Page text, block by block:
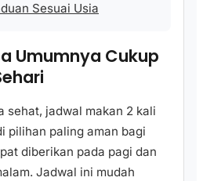
Sesuai Usia
Umumnya Cukup
sehat, jadwal makan 2 kali
pilihan paling aman bagi
diberikan pada pagi dan
Jadwal ini mudah